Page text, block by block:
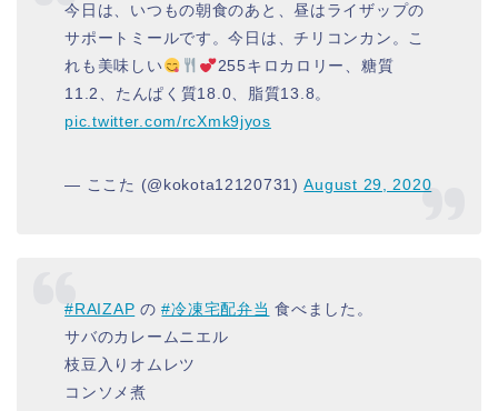
今日は、いつもの朝食のあと、昼はライザップの
サポートミールです。今日は、チリコンカン。こ
れも美味しい
255キロカロリー、糖質
11.2、たんぱく質18.0、脂質13.8。
pic.twitter.com/rcXmk9jyos
— ここた (@kokota12120731)August 29, 2020
#RAIZAP の#冷凍宅配弁当 食べました。
サバのカレームニエル
枝豆入りオムレツ
コンソメ煮